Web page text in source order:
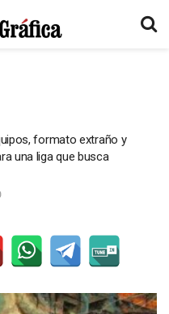
formato extraño y
una liga que busca